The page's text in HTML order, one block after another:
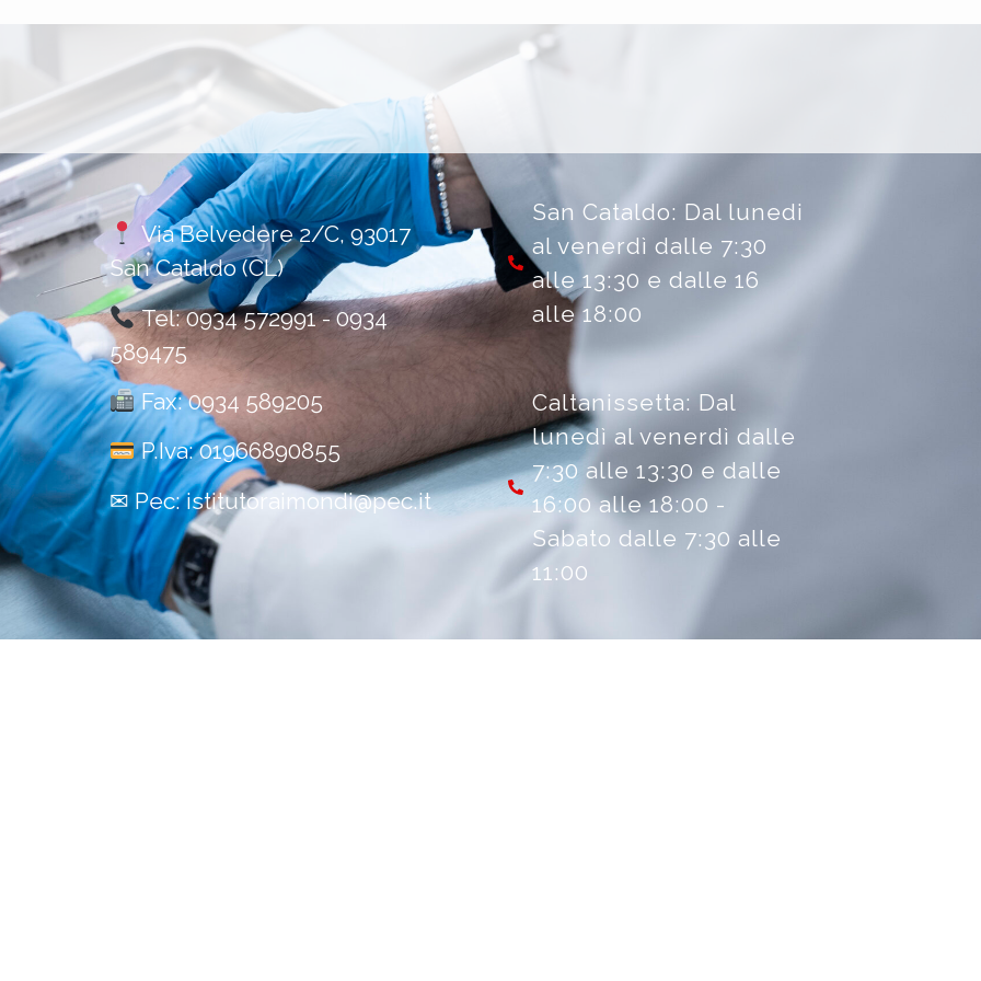
Via Belvedere 2/C, 93017
San Cataldo (CL)
Tel:0934 572991-0934
589475
Fax: 0934 589205
P.Iva: 01966890855
✉ Pec:istitutoraimondi@pec.it
San Cataldo: Dal lunedi
al venerdì dalle 7:30
alle 13:30 e dalle 16
alle 18:00
Caltanissetta: Dal
lunedì al venerdì dalle
7:30 alle 13:30 e dalle
16:00 alle 18:00 -
Sabato dalle 7:30 alle
11:00